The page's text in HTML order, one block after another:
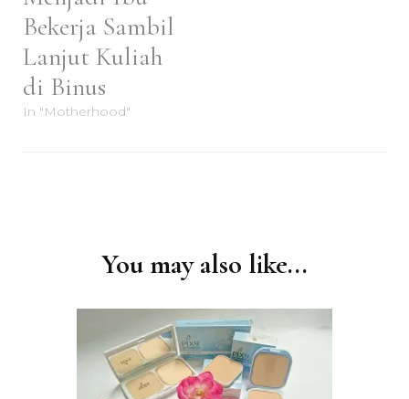
Bekerja Sambil
Lanjut Kuliah
di Binus
In "Motherhood"
You may also like...